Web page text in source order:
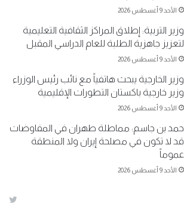
الأحد 9 أغسطس 2026
وزير التربية: إطلاق المراكز الثقافية التعليمية
لتعزيز جاهزية الطلبة للعام الدراسي المقبل
الأحد 9 أغسطس 2026
وزير الخارجية يبحث هاتفياً مع نائب رئيس الوزراء
وزير خارجية باكستان التطورات الإقليمية
الأحد 9 أغسطس 2026
حمد بن جاسم: مماطلة طهران في المفاوضات
قد لا تكون في مصلحة إيران ولا المنطقة
عموماً
الأحد 9 أغسطس 2026